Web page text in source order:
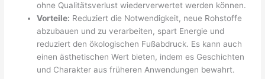
ohne Qualitätsverlust wiederverwertet werden können.
Vorteile: Reduziert die Notwendigkeit, neue Rohstoffe
abzubauen und zu verarbeiten, spart Energie und
reduziert den ökologischen Fußabdruck. Es kann auch
einen ästhetischen Wert bieten, indem es Geschichten
und Charakter aus früheren Anwendungen bewahrt.